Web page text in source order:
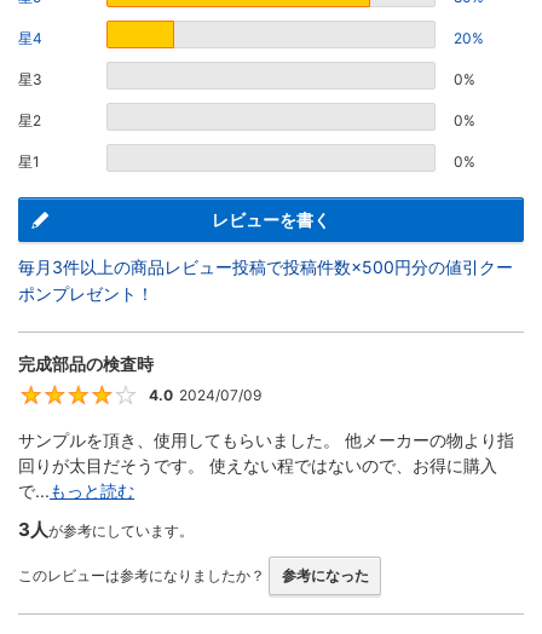
星4 20%
星3 0%
星2 0%
星1 0%
レビューを書く
毎月3件以上の商品レビュー投稿で投稿件数×500円分の値引クー
ポンプレゼント！
完成部品の検査時
4
4.0 2024/07/09
サンプルを頂き、使用してもらいました。 他メーカーの物より指
回りが太目だそうです。 使えない程ではないので、お得に購入
で...もっと読む
3人が参考にしています。
このレビューは参考になりましたか？ 参考になった